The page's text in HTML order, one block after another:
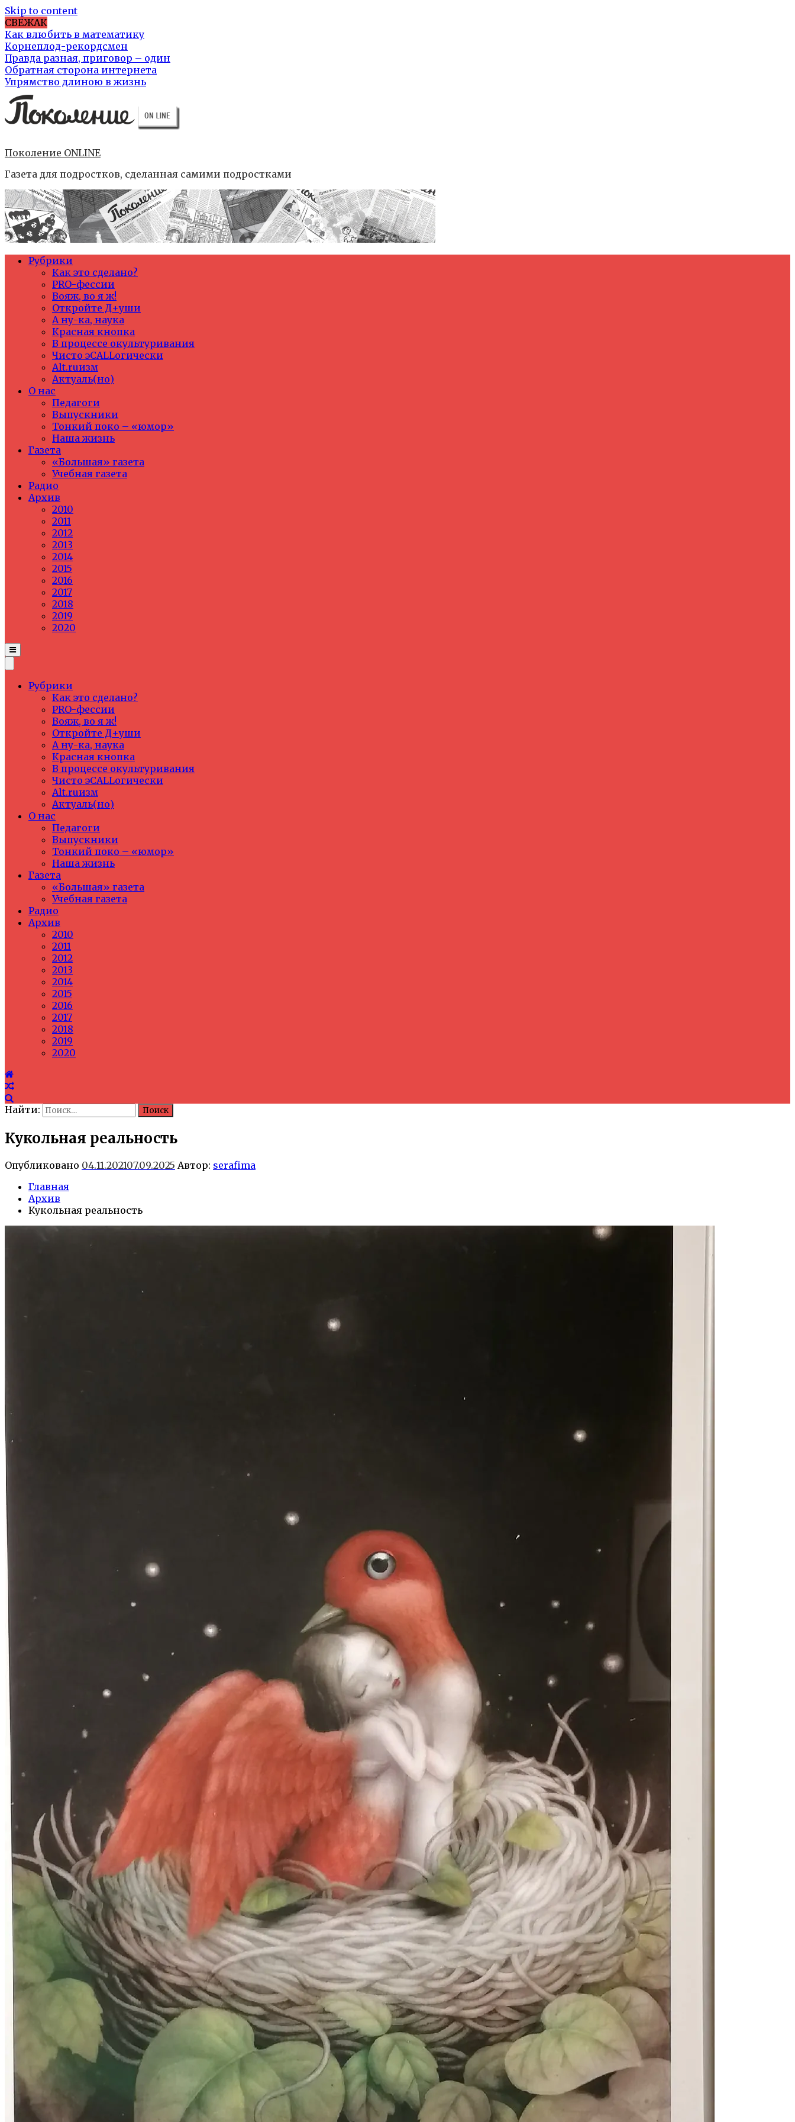
Skip to content
СВЕЖАК
Как влюбить в математику
Корнеплод-рекордсмен
Правда разная, приговор – один
Обратная сторона интернета
Упрямство длиною в жизнь
Поколение ONLINE
Газета для подростков, сделанная самими подростками
Рубрики
Как это сделано?
PRO-фессии
Вояж, во я ж!
Откройте Д+уши
А ну-ка, наука
Красная кнопка
В процессе окультуривания
Чисто эCALLогически
Alt.ruизм
Актуаль(но)
О нас
Педагоги
Выпускники
Тонкий поко – «юмор»
Наша жизнь
Газета
«Большая» газета
Учебная газета
Радио
Архив
2010
2011
2012
2013
2014
2015
2016
2017
2018
2019
2020
Рубрики
Как это сделано?
PRO-фессии
Вояж, во я ж!
Откройте Д+уши
А ну-ка, наука
Красная кнопка
В процессе окультуривания
Чисто эCALLогически
Alt.ruизм
Актуаль(но)
О нас
Педагоги
Выпускники
Тонкий поко – «юмор»
Наша жизнь
Газета
«Большая» газета
Учебная газета
Радио
Архив
2010
2011
2012
2013
2014
2015
2016
2017
2018
2019
2020
Найти:
Кукольная реальность
Опубликовано 04.11.202107.09.2025 Автор: serafima
Главная
Архив
Кукольная реальность